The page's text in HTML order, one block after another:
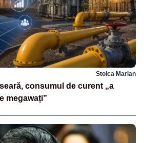
Stoica Marian
consumul de curent „a
megawați”